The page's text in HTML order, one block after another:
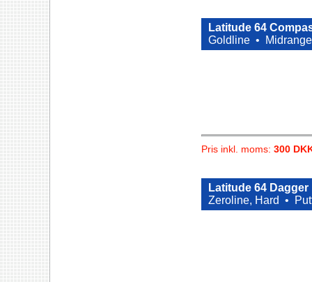
Latitude 64
Goldline •
Midrange
Pris inkl. moms: 300
Latitude 64
Zeroline, Hard •